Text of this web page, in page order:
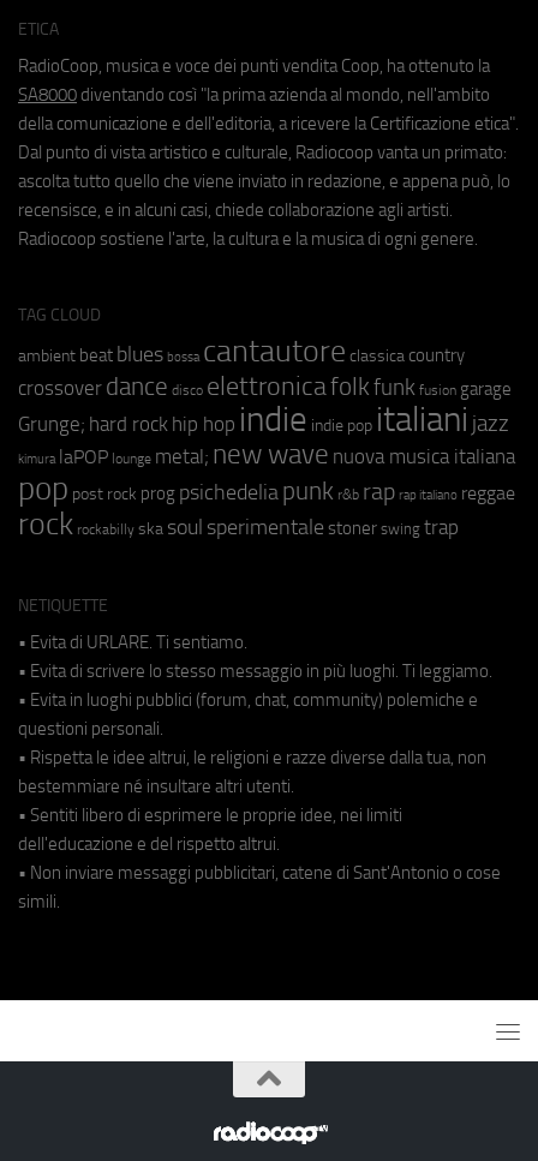
ETICA
RadioCoop, musica e voce dei punti vendita Coop, ha ottenuto la
SA8000 diventando così "la prima azienda al mondo, nell'ambito
della comunicazione e dell'editoria, a ricevere la Certificazione etica".
Dal punto di vista artistico e culturale, Radiocoop vanta un primato:
ascolta tutto quello che viene inviato in redazione, e appena può, lo
recensisce, e in alcuni casi, chiede collaborazione agli artisti.
Radiocoop sostiene l'arte, la cultura e la musica di ogni genere.
TAG CLOUD
ambient beat blues bossa cantautore classica country
crossover dance disco elettronicafolkfunk fusion garage
Grunge; hard rock hip hop indie indie pop italiani jazz
kimura laPOP lounge metal; new wave nuova musica italiana
pop post rock prog psichedeliapunk r&b rap rap italiano reggae
rock rockabilly ska soul sperimentale stoner swing trap
NETIQUETTE
• Evita di URLARE. Ti sentiamo.
• Evita di scrivere lo stesso messaggio in più luoghi. Ti leggiamo.
• Evita in luoghi pubblici (forum, chat, community) polemiche e
questioni personali.
• Rispetta le idee altrui, le religioni e razze diverse dalla tua, non
bestemmiare né insultare altri utenti.
• Sentiti libero di esprimere le proprie idee, nei limiti
dell'educazione e del rispetto altrui.
• Non inviare messaggi pubblicitari, catene di Sant'Antonio o cose
simili.